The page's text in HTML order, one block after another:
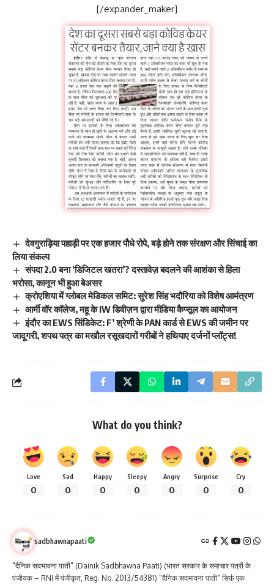
[/expander_maker]
देवगुराड़िया पहाड़ी पर एक हजार पौधे रोपे, बड़े होने तक संरक्षण और सिंचाई का
लिया संकल्प
संपदा 2.0 बना ‘डिजिटल खतरा’? दस्तावेज़ बदलने की आशंका से हिला
भरोसा, कानून भी हुआ बेअसर
क्रोएशिया में ग्लोबल मेडिकल समिट: सुरेश सिंह भदौरिया को विशेष आमंत्रण
आर्मी वॉर कॉलेज, महू के IW डिवीज़न द्वारा मीडिया कैप्सूल का आयोजन
इंदौर का EWS सिंडिकेट: F’ श्रेणी के PAN कार्ड से EWS की जमीन पर
जादूगरी, शपथ पत्र का मखौल रसूखदारों गरीबों ने हथियाए दर्जनों प्लॉट्स!
What do you think?
Love
0
Sad
0
Happy
0
Sleepy
0
Angry
0
Surprise
0
Cry
0
sadbhawnapaati
"दैनिक सदभावना पाती" (Dainik Sadbhawna Paati) (भारत सरकार के समाचार पत्रों के
पंजीयक – RNI में पंजीकृत, Reg. No. 2013/54381) "दैनिक सदभावना पाती" सिर्फ एक